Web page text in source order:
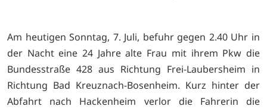
Am heutigen Sonntag, 7. Juli, befuhr gegen 2.40 Uhr in
der Nacht eine 24 Jahre alte Frau mit ihrem Pkw die
Bundesstraße 428 aus Richtung Frei-Laubersheim in
Richtung Bad Kreuznach-Bosenheim. Kurz hinter der
Abfahrt nach Hackenheim verlor die Fahrerin die